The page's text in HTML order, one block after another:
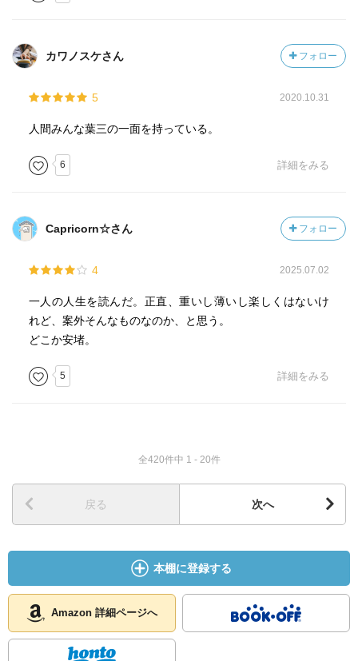
カワノスケさん フォロー
5 2020.10.31
人間みんな葉三の一面を持っている。
6 詳細をみる
Capricorn☆さん フォロー
4 2025.07.02
一人の人生を読んだ。正直、重いし薄いし楽しくはないけ
れど、案外そんなものなのか、と思う。
どこか安堵。
5 詳細をみる
全420件中 1 - 20件
戻る 次へ
本棚に登録する
Amazon 詳細ページへ